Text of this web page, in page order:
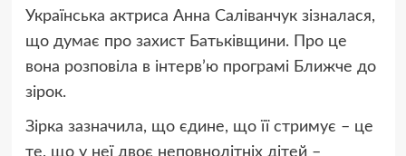
Українська актриса Анна Саліванчук зізналася,
що думає про захист Батьківщини. Про це
вона розповіла в інтерв’ю програмі Ближче до
зірок.
Зірка зазначила, що єдине, що її стримує – це
те, що у неї двоє неповнолітніх дітей –